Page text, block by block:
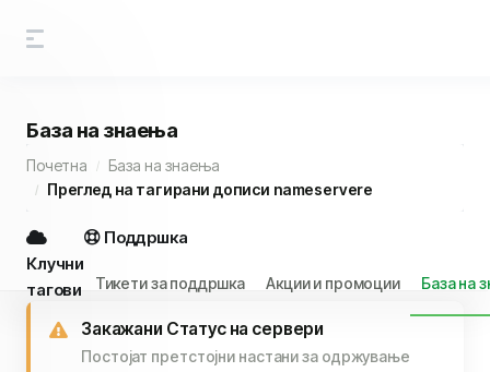
База на знаења
Почетна
База на знаења
Преглед на тагирани дописи nameservere
Клучни
тагови
Поддршка
Тикети за поддршка Акции и промоции База на
Закажани Статус на сервери
Постојат претстојни настани за одржување